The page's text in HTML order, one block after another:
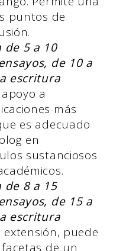
puntos de
de 5 a 10
de 10 a
escritura
a
más
es adecuado
en
sustanciosos
de 8 a 15
de 15 a
escritura
puede
de un